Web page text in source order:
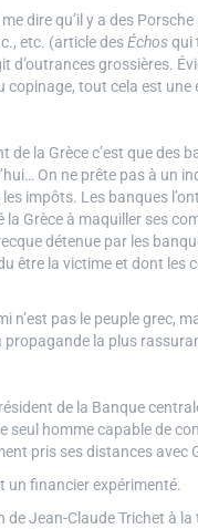
dire qu’il y a des
etc. (article desÉchosqui
d’outrances grossières.
tout cela est une
de la Grèce c’est que
On ne prête pas à un
impôts. Les banques
la Grèce à maquiller ses
détenue par les
être la victime et dont
n’est pas le peuple grec,
propagande la plus
de la Banque
seul homme capable de
pris ses distances avec
un financier expérimenté.
Jean-Claude Trichet à